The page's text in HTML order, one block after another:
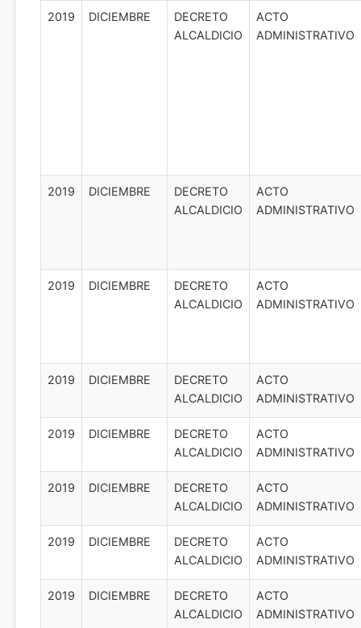
2019 DICIEMBRE
DECRETO
ALCALDICIO
ACTO
ADMINISTRATIVO
2019 DICIEMBRE
DECRETO
ALCALDICIO
ACTO
ADMINISTRATIVO
2019 DICIEMBRE
DECRETO
ALCALDICIO
ACTO
ADMINISTRATIVO
2019 DICIEMBRE
DECRETO
ALCALDICIO
ACTO
ADMINISTRATIVO
2019 DICIEMBRE
DECRETO
ALCALDICIO
ACTO
ADMINISTRATIVO
2019 DICIEMBRE
DECRETO
ALCALDICIO
ACTO
ADMINISTRATIVO
2019 DICIEMBRE
DECRETO
ALCALDICIO
ACTO
ADMINISTRATIVO
2019 DICIEMBRE
DECRETO
ALCALDICIO
ACTO
ADMINISTRATIVO